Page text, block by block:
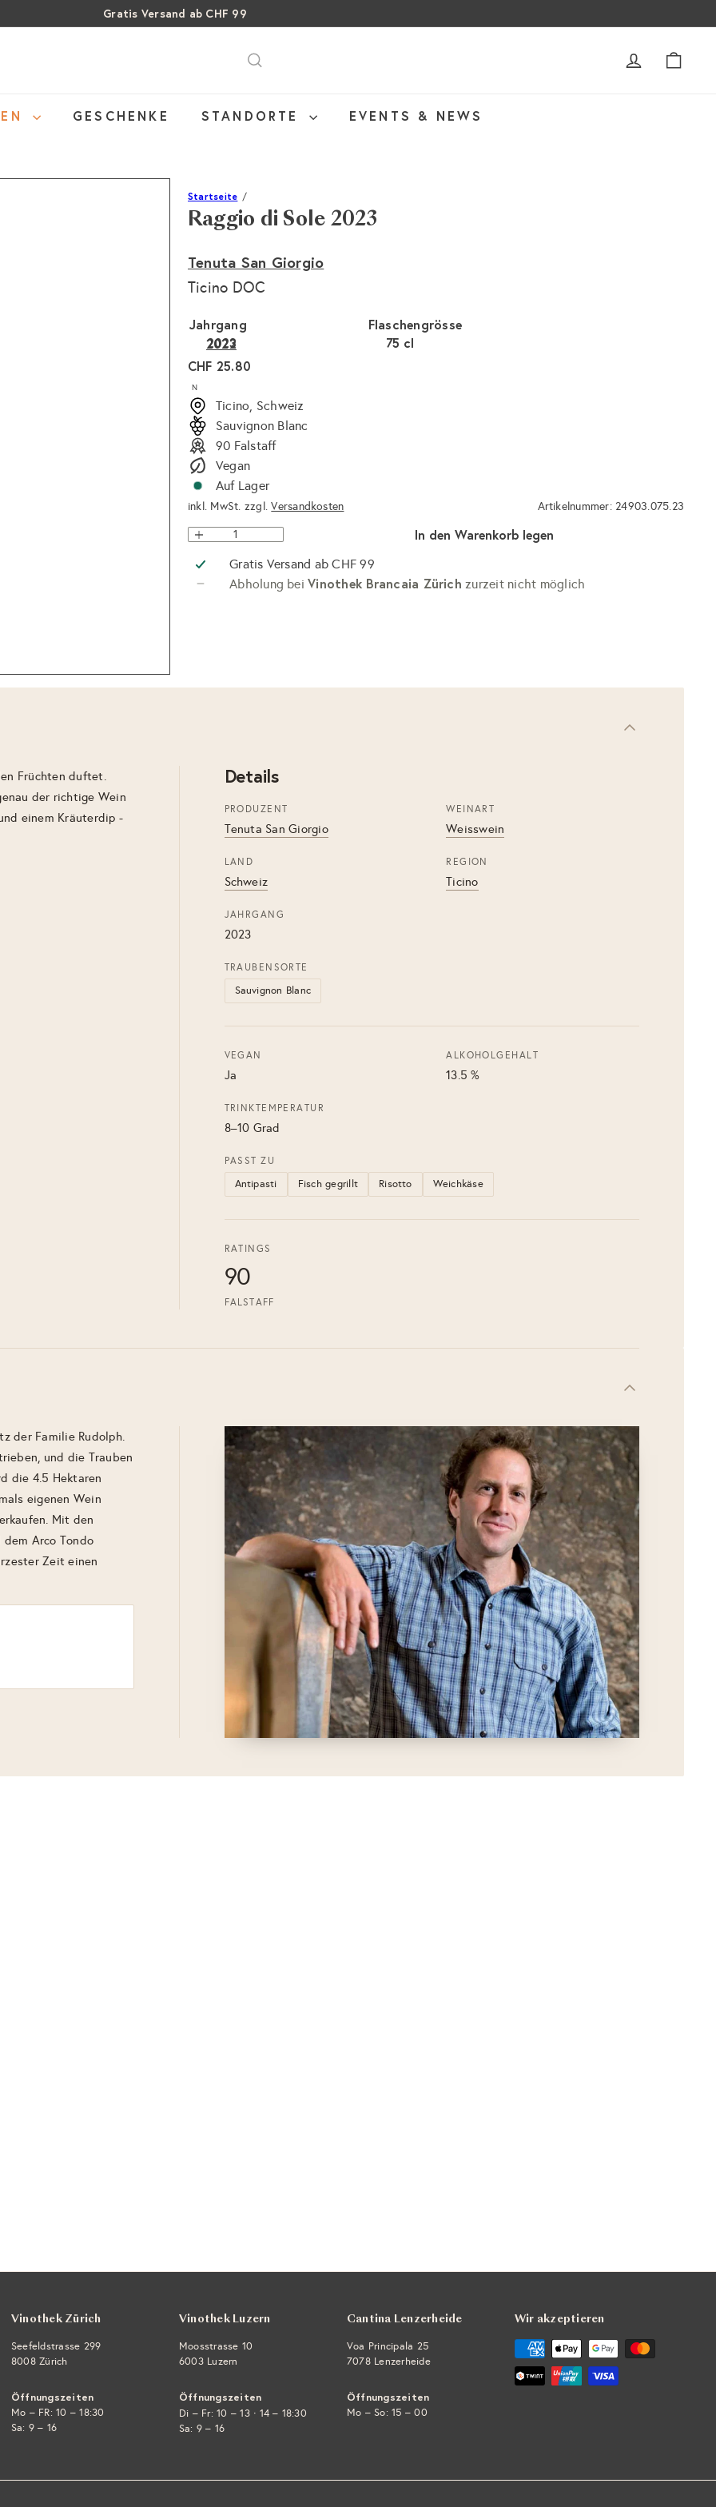
Pause
Über 15% Rabatt auf Sommer Weine
SALE: Bis zu 40% auf letzte Flaschen
ACCOUNT
GESCHENKE STANDORTE EVENTS & NEWS
Startseite
Raggio di Sole 2023
Tenuta San Giorgio
Ticino DOC
Flaschengrösse
75 cl
Jahrgang
2023
2022
Normaler
Preis
CHF 25.80
N
Ticino, Schweiz
Sauvignon Blanc
90 Falstaff
Vegan
Auf Lager
inkl. MwSt. zzgl.Versandkosten Artikelnummer: 24903.075.23
In den Warenkorb legen
Gratis Versand ab CHF 99
Abholung beiVinothek Brancaia Zürich zurzeit nicht möglich
Früchten duftet.
der richtige Wein
einem Kräuterdip -
Details
PRODUZENT
Tenuta San Giorgio
WEINART
Weisswein
LAND
Schweiz
REGION
Ticino
JAHRGANG
2023
TRAUBENSORTE
Sauvignon Blanc
VEGAN
Ja
ALKOHOLGEHALT
13.5 %
TRINKTEMPERATUR
8–10 Grad
PASST ZU
Antipasti Fisch gegrillt Risotto Weichkäse
RATINGS
90
FALSTAFF
der Familie Rudolph.
und die Trauben
die 4.5 Hektaren
eigenen Wein
Mit den
Arco Tondo
Zeit einen
Vinothek Zürich
Seefeldstrasse 299
8008 Zürich
Öffnungszeiten
Mo – FR: 10 – 18:30
Sa: 9 – 16
Vinothek Luzern
Moosstrasse 10
6003 Luzern
Öffnungszeiten
Di – Fr: 10 – 13 · 14 – 18:30
Sa: 9 – 16
Cantina Lenzerheide
Voa Principala 25
7078 Lenzerheide
Öffnungszeiten
Mo – So: 15 – 00
Wir akzeptieren